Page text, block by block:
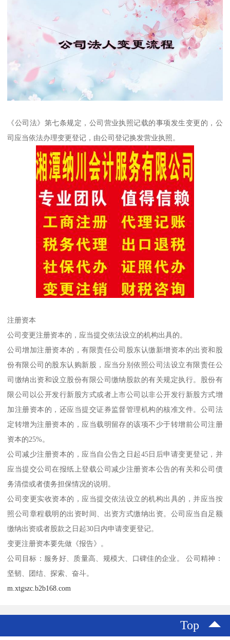
《公司法》第七条规定，公司营业执照记载的事项发生变更的，公
司应当依法办理变更登记，由公司登记换发营业执照。
注册资本
公司变更注册资本的，应当提交依法设立的机构出具的。
公司增加注册资本的，有限责任公司股东认缴新增资本的出资和股
份有限公司的股东认购新股，应当分别依照公司法设立有限责任公
司缴纳出资和设立股份有限公司缴纳股款的有关规定执行。股份有
限公司以公开发行新股方式或者上市公司以非公开发行新股方式增
加注册资本的，还应当提交证券监督管理机构的核准文件。公司法
定转增为注册资本的，应当载明留存的该项不少于转增前公司注册
资本的25%。
公司减少注册资本的，应当自公告之日起45日后申请变更登记，并
应当提交公司在报纸上登载公司减少注册资本公告的有关和公司债
务清偿或者债务担保情况的说明。
公司变更实收资本的，应当提交依法设立的机构出具的，并应当按
照公司章程载明的出资时间、出资方式缴纳出资。公司应当自足额
缴纳出资或者股款之日起30日内申请变更登记。
变更注册资本要先做《报告》。
公司目标：服务好、质量高、规模大、口碑佳的企业。 公司精神：
坚韧、团结、探索、奋斗。
m.xtgszc.b2b168.com
Top